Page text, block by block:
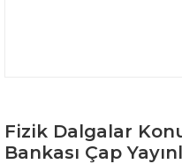
Fizik Dalgalar
Bankası Çap